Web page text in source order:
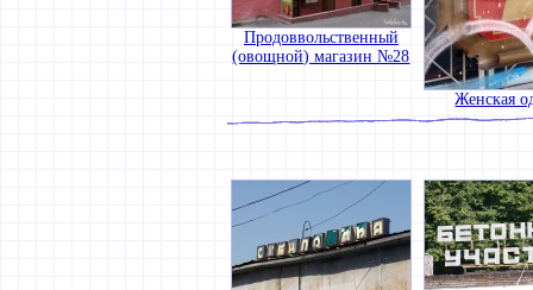
Продоввольственный
(овощной) магазин №28
Женская